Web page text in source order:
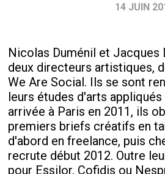
14 JUIN
Nicolas Duménil et Jacques
deux directeurs artistiques,
We Are Social. Ils se sont
leurs études d'arts appliqués
arrivée à Paris en 2011, ils
premiers briefs créatifs en
d'abord en freelance, puis
recrute début 2012. Outre
pour Essilor, Cofidis ou